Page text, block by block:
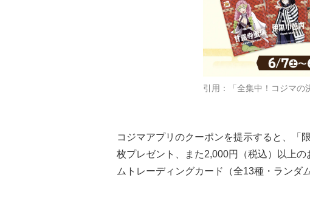
引用：「全集中！コジマの
コジマアプリのクーポンを提示すると、「
枚プレゼント、また2,000円（税込）以上
ムトレーディングカード（全13種・ランダ